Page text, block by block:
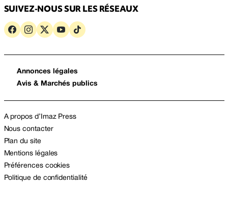
SUIVEZ-NOUS SUR LES RÉSEAUX
Annonces légales
Avis & Marchés publics
A propos d’Imaz Press
Nous contacter
Plan du site
Mentions légales
Préférences cookies
Politique de confidentialité